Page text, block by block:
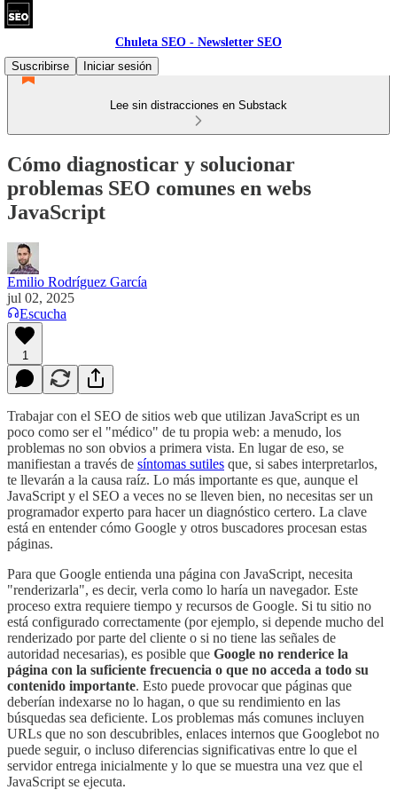
Chuleta SEO - Newsletter SEO
Suscribirse
Iniciar sesión
Lee sin distracciones en Substack
Cómo diagnosticar y solucionar
problemas SEO comunes en webs
JavaScript
Emilio Rodríguez García
jul 02, 2025
Escucha
1
Trabajar con el SEO de sitios web que utilizan JavaScript es un
poco como ser el "médico" de tu propia web: a menudo, los
problemas no son obvios a primera vista. En lugar de eso, se
manifiestan a través de síntomas sutiles que, si sabes interpretarlos,
te llevarán a la causa raíz. Lo más importante es que, aunque el
JavaScript y el SEO a veces no se lleven bien, no necesitas ser un
programador experto para hacer un diagnóstico certero. La clave
está en entender cómo Google y otros buscadores procesan estas
páginas.
Para que Google entienda una página con JavaScript, necesita
"renderizarla", es decir, verla como lo haría un navegador. Este
proceso extra requiere tiempo y recursos de Google. Si tu sitio no
está configurado correctamente (por ejemplo, si depende mucho del
renderizado por parte del cliente o si no tiene las señales de
autoridad necesarias), es posible que Google no renderice la
página con la suficiente frecuencia o que no acceda a todo su
contenido importante. Esto puede provocar que páginas que
deberían indexarse no lo hagan, o que su rendimiento en las
búsquedas sea deficiente. Los problemas más comunes incluyen
URLs que no son descubribles, enlaces internos que Googlebot no
puede seguir, o incluso diferencias significativas entre lo que el
servidor entrega inicialmente y lo que se muestra una vez que el
JavaScript se ejecuta.